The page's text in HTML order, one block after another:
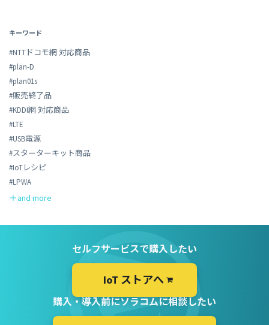
キーワード
#NTTドコモ網 対応商品
#plan-D
#plan01s
#販売終了品
#KDDI網 対応商品
#LTE
#USB電源
#スターターキット商品
#IoTレシピ
#LPWA
セルフサービスで購入したい
IoT ストアへ
購入・導入前にソラコムに相談したい